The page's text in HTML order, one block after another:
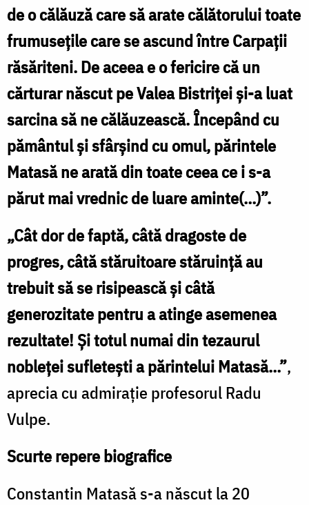
de o călăuză care să arate călătorului toate
frumusețile care se ascund între Carpații
răsăriteni. De aceea e o fericire că un
cărturar născut pe Valea Bistriței și-a luat
sarcina să ne călăuzească. Începând cu
pământul și sfârșind cu omul, părintele
Matasă ne arată din toate ceea ce i s-a
părut mai vrednic de luare aminte(…)”.
„Cât dor de faptă, câtă dragoste de
progres, câtă stăruitoare stăruință au
trebuit să se risipească și câtă
generozitate pentru a atinge asemenea
rezultate! Și totul numai din tezaurul
nobleței sufletești a părintelui Matasă…”,
aprecia cu admirație profesorul Radu
Vulpe.
Scurte repere biografice
Constantin Matasă s-a născut la 20